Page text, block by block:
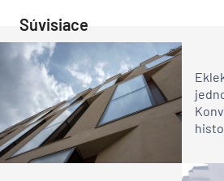
Architekt:Pietri Architectes
Lokalitný program:
62
Parkovacie miesta:77
Zastavaná plocha:3 737 m
Fasády:DSA Méditerranée
Náklady: 6,1 milióna eur
Ukončenie výstavby:november